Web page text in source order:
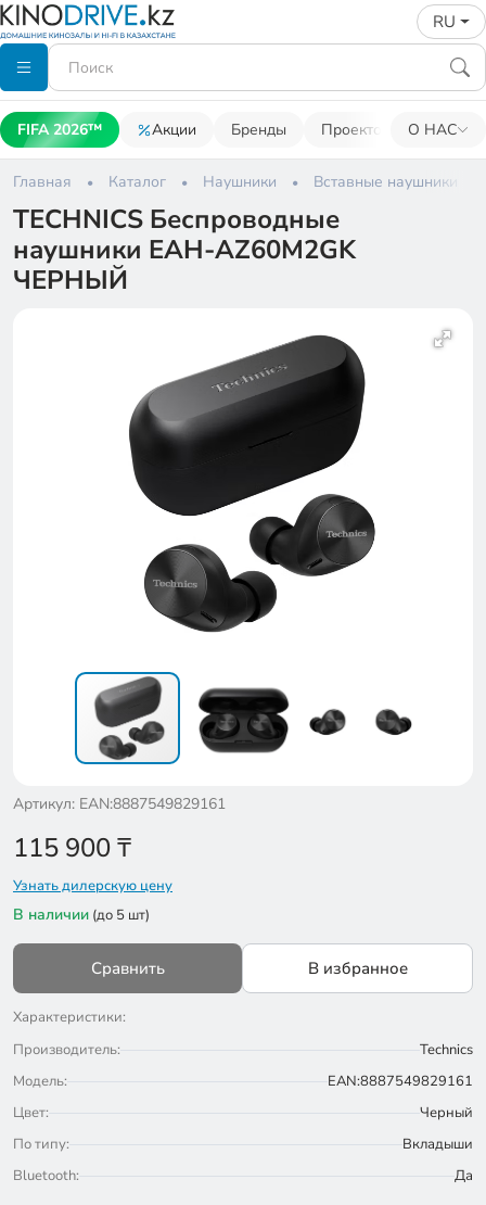
RU
FIFA 2026™ Акции Бренды Проекторы О НАС
Главная Каталог Наушники Вставные наушники
TECHNIСS Беспроводные
наушники EAH-AZ60M2GK
ЧЕРНЫЙ
Артикул: EAN:8887549829161
115 900₸
Узнать дилерскую цену
В наличии (до 5 шт)
Сравнить В избранное
Характеристики:
Производитель:
Technics
Модель:
EAN:8887549829161
Цвет:
Черный
По типу:
Вкладыши
Bluetooth:
Да